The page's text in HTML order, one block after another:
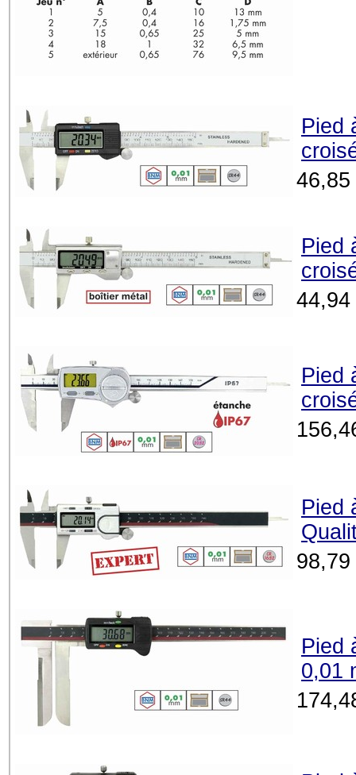
Pied
46,85
Pied
44,94
Pied
Pied
98,79
Pied
0,01